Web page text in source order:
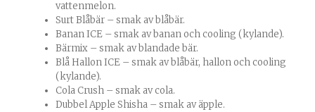
vattenmelon.
Surt Blåbär – smak av blåbär.
Banan ICE – smak av banan och cooling (kylande).
Bärmix – smak av blandade bär.
Blå Hallon ICE – smak av blåbär, hallon och cooling
(kylande).
Cola Crush – smak av cola.
Dubbel Apple Shisha – smak av äpple.